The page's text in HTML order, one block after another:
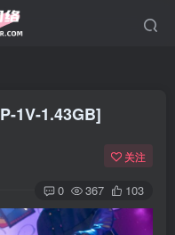
1V-1.43GB]
关注
0 367 103